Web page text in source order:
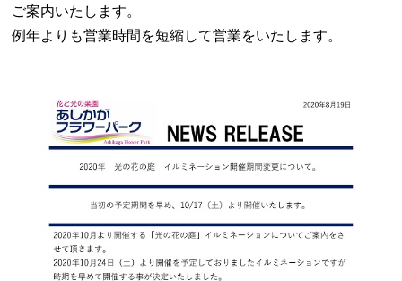
ご案内いたします。
例年よりも営業時間を短縮して営業をいたします。